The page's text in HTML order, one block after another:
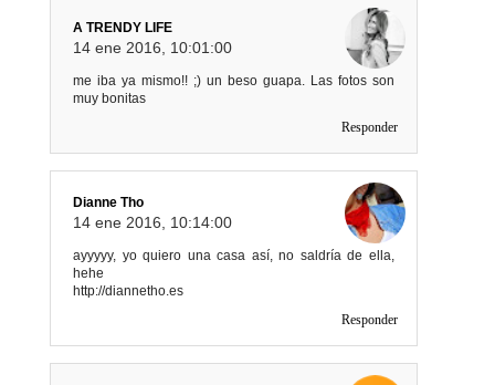
A TRENDY LIFE
14 ene 2016, 10:01:00
me iba ya mismo!! ;) un beso guapa. Las fotos son
muy bonitas
Responder
Dianne Tho
14 ene 2016, 10:14:00
ayyyyy, yo quiero una casa así, no saldría de ella,
hehe
http://diannetho.es
Responder